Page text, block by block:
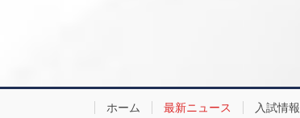
ホーム 最新ニュース 入試情報